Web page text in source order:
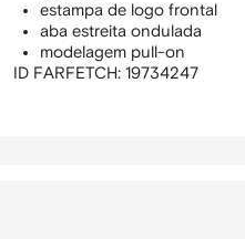
estampa de logo frontal
aba estreita ondulada
modelagem pull-on
ID FARFETCH: 19734247